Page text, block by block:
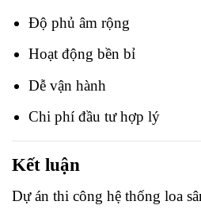
Độ phủ âm rộng
Hoạt động bền bỉ
Dễ vận hành
Chi phí đầu tư hợp lý
Kết luận
Dự án thi công hệ thống loa